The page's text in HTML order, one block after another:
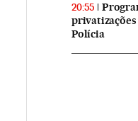
20:55
privatizações
Polícia